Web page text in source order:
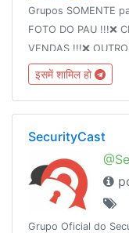
Grupos SOMENTE
FOTO DO PAU !!!❌
VENDAS !!!❌
GRUPOS: TRANS »
@flagras_reais
इसमें शामिल हो
SecurityCast
Grupo Oficial do